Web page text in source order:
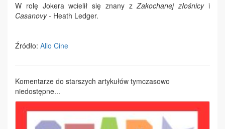
W rolę Jokera wcielił się znany zZakochanej złośnicyi
Casanovy- Heath Ledger.
Źródło: Allo Cine
Komentarze do starszych artykułów tymczasowo
niedostępne...